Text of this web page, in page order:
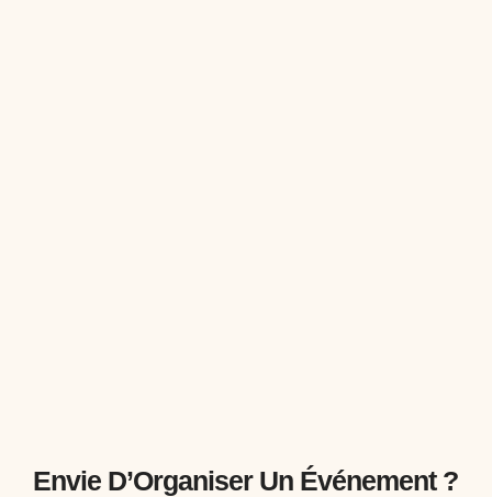
Envie D’Organiser Un Événement ?